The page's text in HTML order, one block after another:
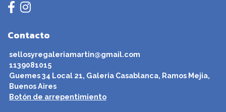
Contacto
sellosyregaleriamartin@gmail.com
1139081015
Guemes 34 Local 21, Galeria Casablanca, Ramos Mejia,
Buenos Aires
Botón de arrepentimiento